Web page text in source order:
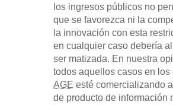
los ingresos públicos no
que se favorezca ni la
la innovación con esta
en cualquier caso debería
ser matizada. En nuestra
todos aquellos casos en los
AGE esté comercializando
de producto de información